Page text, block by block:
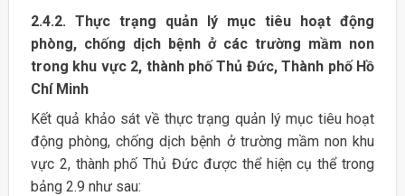
2.4.2. Thực trạng quản lý mục tiêu hoạt động
phòng, chống dịch bệnh ở các trường mầm non
trong khu vực 2, thành phố Thủ Đức, Thành phố Hồ
Chí Minh
Kết quả khảo sát về thực trạng quản lý mục tiêu hoạt
động phòng, chống dịch bệnh ở trường mầm non khu
vực 2, thành phố Thủ Đức được thể hiện cụ thể trong
bảng 2.9 như sau: